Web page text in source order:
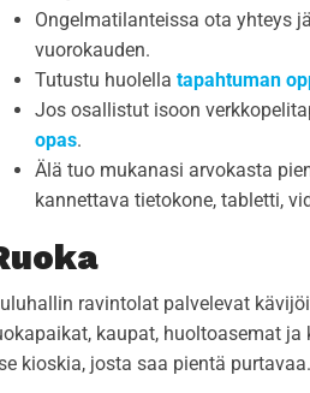
Ongelmatilanteissa ota yhteys
vuorokauden.
Tutustu huolella tapahtuman
Jos osallistut isoon
opas.
Älä tuo mukanasi arvokasta
kannettava tietokone, tabletti,
ravintolat palvelevat
kaupat, huoltoasemat ja
kioskia, josta saa pientä purtavaa.